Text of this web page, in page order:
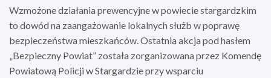
Wzmożone działania prewencyjne w powiecie stargardzkim
to dowód na zaangażowanie lokalnych służb w poprawę
bezpieczeństwa mieszkańców. Ostatnia akcja pod hasłem
„Bezpieczny Powiat” została zorganizowana przez Komendę
Powiatową Policji w Stargardzie przy wsparciu